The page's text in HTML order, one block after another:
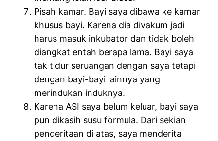
Pisah kamar. Bayi saya dibawa ke kamar
khusus bayi. Karena dia divakum jadi
harus masuk inkubator dan tidak boleh
diangkat entah berapa lama. Bayi saya
tak tidur seruangan dengan saya tetapi
dengan bayi-bayi lainnya yang
merindukan induknya.
Karena ASI saya belum keluar, bayi saya
pun dikasih susu formula. Dari sekian
penderitaan di atas, saya menderita